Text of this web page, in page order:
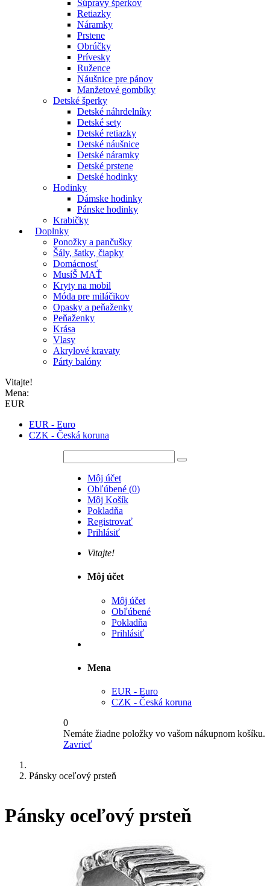
Súpravy šperkov
Retiazky
Náramky
Prstene
Obrúčky
Prívesky
Ružence
Náušnice pre pánov
Manžetové gombíky
Detské šperky
Detské náhrdelníky
Detské sety
Detské retiazky
Detské náušnice
Detské náramky
Detské prstene
Detské hodinky
Hodinky
Dámske hodinky
Pánske hodinky
Krabičky
Doplnky
Ponožky a pančušky
Šály, šatky, čiapky
Domácnosť
MusíŠ MAŤ
Kryty na mobil
Móda pre miláčikov
Opasky a peňaženky
Peňaženky
Krása
Vlasy
Akrylové kravaty
Párty balóny
Vitajte!
Mena:
EUR
EUR - Euro
CZK - Česká koruna
Môj účet
Obľúbené (0)
Môj Košík
Pokladňa
Registrovať
Prihlásiť
Vitajte!
Môj účet
Môj účet
Obľúbené
Pokladňa
Prihlásiť
Mena
EUR - Euro
CZK - Česká koruna
0
Nemáte žiadne položky vo vašom nákupnom košíku.
Zavrieť
Pánsky oceľový prsteň
Pánsky oceľový prsteň